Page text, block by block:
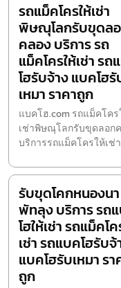
รถแม็คโครให้เช่า
พิษณุโลกรับขุดล
คลอง บริการ รถ
แม็คโครให้เช่า รถ
โฮรับจ้าง แบคโฮรั
เหมา ราคาถูก
แบคโฮ.com รถแม็คโค
เช่าพิษณุโลกรับขุดลอก
บริการรถแม็คโครให้เช่า
รับขุดโคกหนองนา
พัทลุง บริการ รถ
โฮให้เช่า รถแม็คโ
เช่า รถแบคโฮรับจ้
แบคโฮรับเหมา รา
ถูก